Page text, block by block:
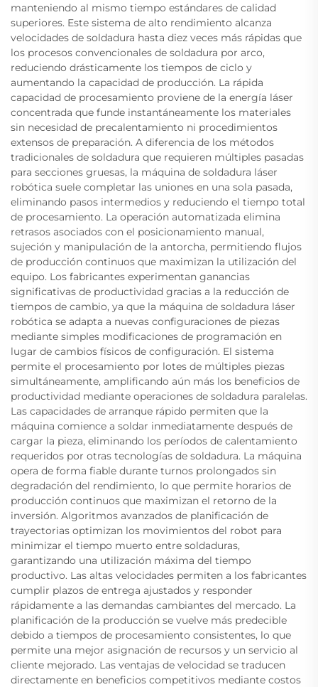
manteniendo al mismo tiempo estándares de calidad
superiores. Este sistema de alto rendimiento alcanza
velocidades de soldadura hasta diez veces más rápidas que
los procesos convencionales de soldadura por arco,
reduciendo drásticamente los tiempos de ciclo y
aumentando la capacidad de producción. La rápida
capacidad de procesamiento proviene de la energía láser
concentrada que funde instantáneamente los materiales
sin necesidad de precalentamiento ni procedimientos
extensos de preparación. A diferencia de los métodos
tradicionales de soldadura que requieren múltiples pasadas
para secciones gruesas, la máquina de soldadura láser
robótica suele completar las uniones en una sola pasada,
eliminando pasos intermedios y reduciendo el tiempo total
de procesamiento. La operación automatizada elimina
retrasos asociados con el posicionamiento manual,
sujeción y manipulación de la antorcha, permitiendo flujos
de producción continuos que maximizan la utilización del
equipo. Los fabricantes experimentan ganancias
significativas de productividad gracias a la reducción de
tiempos de cambio, ya que la máquina de soldadura láser
robótica se adapta a nuevas configuraciones de piezas
mediante simples modificaciones de programación en
lugar de cambios físicos de configuración. El sistema
permite el procesamiento por lotes de múltiples piezas
simultáneamente, amplificando aún más los beneficios de
productividad mediante operaciones de soldadura paralelas.
Las capacidades de arranque rápido permiten que la
máquina comience a soldar inmediatamente después de
cargar la pieza, eliminando los períodos de calentamiento
requeridos por otras tecnologías de soldadura. La máquina
opera de forma fiable durante turnos prolongados sin
degradación del rendimiento, lo que permite horarios de
producción continuos que maximizan el retorno de la
inversión. Algoritmos avanzados de planificación de
trayectorias optimizan los movimientos del robot para
minimizar el tiempo muerto entre soldaduras,
garantizando una utilización máxima del tiempo
productivo. Las altas velocidades permiten a los fabricantes
cumplir plazos de entrega ajustados y responder
rápidamente a las demandas cambiantes del mercado. La
planificación de la producción se vuelve más predecible
debido a tiempos de procesamiento consistentes, lo que
permite una mejor asignación de recursos y un servicio al
cliente mejorado. Las ventajas de velocidad se traducen
directamente en beneficios competitivos mediante costos